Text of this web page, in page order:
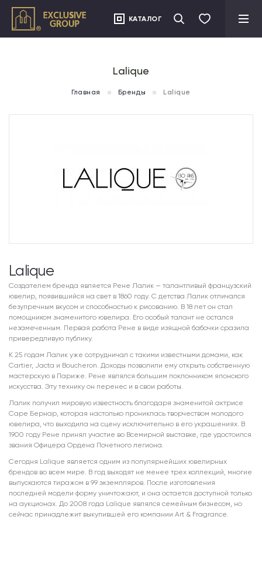
КАТАЛОГ
Lalique
Главная Бренды Lalique
Lalique
Создателем бренда является Рене Лалик — талантливый французский
ювелир, появившийся на свет в 1860 году. С детства Лалик отличался
безупречным вкусом и способностью к рисованию. В 18 лет он стал
помощником знаменитого ювелира. Его особый талант не остался
незамеченным. Первая работа Рене в виде изящной бабочки сразила
привередливую публику.
К 25 годам Лалик уже сотрудничал с такими известными домами, как
Cartier, Jacta и Boucheron. Доходы позволили ему открыть собственную
мастерскую в Париже. Рене являлся большим поклонником японского
искусства. Эту технику он перенес и в свои работы.
Лалик получил мировую известность благодаря знаменитой актрисе
Саре Бернар, которая настолько прониклась творчеством молодого
ювелира, что выходила на сцену исключительно в его украшениях. В
1900 году Рене принял участие во Всемирной выставке, где удостоился
звания Офицера Ордена Почетного легиона.
Сегодня Lalique является одним из популярнейших ювелирных
брендов во всем мире. В год выходят не менее трех коллекций, многие
выпускаются тиражом в 99 экземпляров. После изготовления
последней модели форму уничтожают, и она остается доступной только
на аукционах. До 2008 года Lalique являлся семейным бизнесом, но
сейчас принадлежит выкупившей его компании Art & Fragrance.